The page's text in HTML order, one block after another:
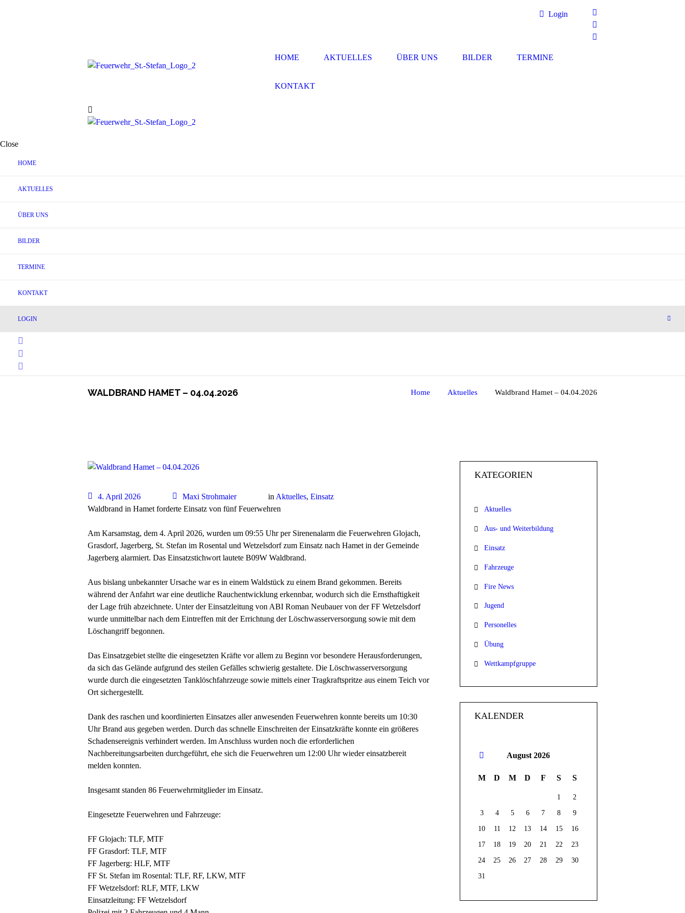
Login
HOME AKTUELLES ÜBER UNS BILDER TERMINE
KONTAKT
Close
HOME
AKTUELLES
ÜBER UNS
BILDER
TERMINE
KONTAKT
LOGIN
WALDBRAND HAMET – 04.04.2026 Home Aktuelles Waldbrand Hamet – 04.04.2026
4. April 2026 Maxi Strohmaier in Aktuelles, Einsatz
Waldbrand in Hamet forderte Einsatz von fünf Feuerwehren
Am Karsamstag, dem 4. April 2026, wurden um 09:55 Uhr per Sirenenalarm die Feuerwehren Glojach,
Grasdorf, Jagerberg, St. Stefan im Rosental und Wetzelsdorf zum Einsatz nach Hamet in der Gemeinde
Jagerberg alarmiert. Das Einsatzstichwort lautete B09W Waldbrand.
Aus bislang unbekannter Ursache war es in einem Waldstück zu einem Brand gekommen. Bereits
während der Anfahrt war eine deutliche Rauchentwicklung erkennbar, wodurch sich die Ernsthaftigkeit
der Lage früh abzeichnete. Unter der Einsatzleitung von ABI Roman Neubauer von der FF Wetzelsdorf
wurde unmittelbar nach dem Eintreffen mit der Errichtung der Löschwasserversorgung sowie mit dem
Löschangriff begonnen.
Das Einsatzgebiet stellte die eingesetzten Kräfte vor allem zu Beginn vor besondere Herausforderungen,
da sich das Gelände aufgrund des steilen Gefälles schwierig gestaltete. Die Löschwasserversorgung
wurde durch die eingesetzten Tanklöschfahrzeuge sowie mittels einer Tragkraftspritze aus einem Teich vor
Ort sichergestellt.
Dank des raschen und koordinierten Einsatzes aller anwesenden Feuerwehren konnte bereits um 10:30
Uhr Brand aus gegeben werden. Durch das schnelle Einschreiten der Einsatzkräfte konnte ein größeres
Schadensereignis verhindert werden. Im Anschluss wurden noch die erforderlichen
Nachbereitungsarbeiten durchgeführt, ehe sich die Feuerwehren um 12:00 Uhr wieder einsatzbereit
melden konnten.
Insgesamt standen 86 Feuerwehrmitglieder im Einsatz.
Eingesetzte Feuerwehren und Fahrzeuge:
FF Glojach: TLF, MTF
FF Grasdorf: TLF, MTF
FF Jagerberg: HLF, MTF
FF St. Stefan im Rosental: TLF, RF, LKW, MTF
FF Wetzelsdorf: RLF, MTF, LKW
Einsatzleitung: FF Wetzelsdorf
KATEGORIEN
Aktuelles
Aus- und Weiterbildung
Einsatz
Fahrzeuge
Fire News
Jugend
Personelles
Übung
Wettkampfgruppe
KALENDER
August 2026
M D M D F S S
1
2
3
4 5 6 7 8
9
10
11 12 13 14 15
16
17
18 19 20 21 22
23
24
25 26 27 28 29
30
31